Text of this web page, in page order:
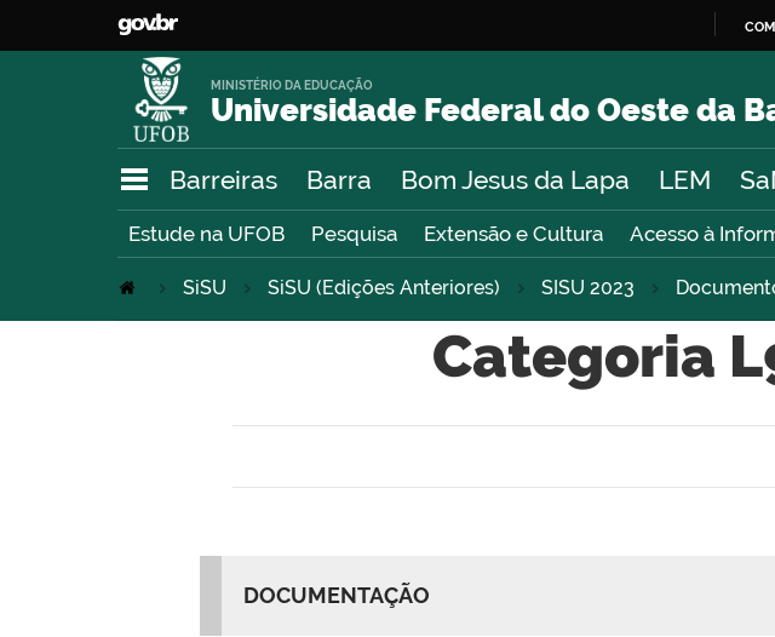
Universidade Federal do Oeste da
MINISTÉRIO DA EDUCAÇÃO
Barreiras Barra Bom Jesus da Lapa LEM
Estude na UFOB Pesquisa Extensão e Cultura Acesso à
SiSU SiSU (Edições Anteriores) SISU 2023
Categoria
DOCUMENTAÇÃO